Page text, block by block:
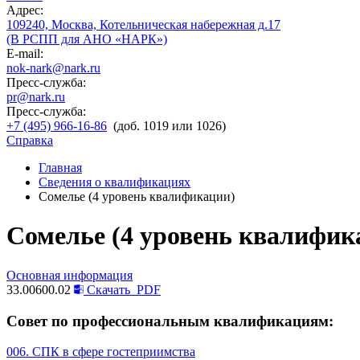
Адрес:
109240, Москва, Котельническая набережная д.17
(В РСПП для АНО «НАРК»)
E-mail:
nok-nark@nark.ru
Пресс-служба:
pr@nark.ru
Пресс-служба:
+7 (495) 966-16-86 (доб. 1019 или 1026)
Справка
Главная
Сведения о квалификациях
Сомелье (4 уровень квалификации)
Сомелье (4 уровень
Основная информация
33.00600.02
Скачать PDF
Совет по профессиональным квалификациям:
006. СПК в сфере гостеприимства